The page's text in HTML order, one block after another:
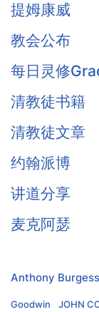
提姆康威
教会公布
每日灵修
清教徒书籍
清教徒文章
约翰派博
讲道分享
麦克阿瑟
Anthony Burgess
Goodwin JOHN